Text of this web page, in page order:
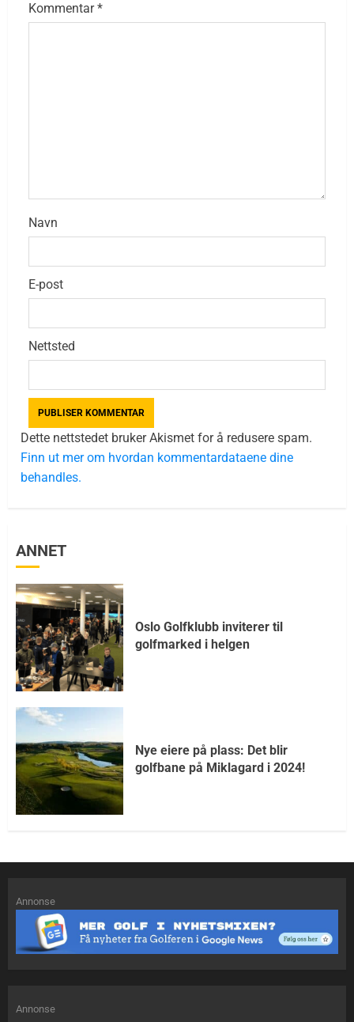
Kommentar*
Navn
E-post
Nettsted
Dette nettstedet bruker Akismet for å redusere spam.
Finn ut mer om hvordan kommentardataene dine
behandles.
ANNET
Oslo Golfklubb inviterer til
golfmarked i helgen
Nye eiere på plass: Det blir
golfbane på Miklagard i 2024!
Annonse
Annonse